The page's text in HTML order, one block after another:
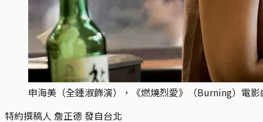
申海美（全鍾淑飾演），《燃燒烈愛》（Burning）電影
特約撰稿人 詹正德 發自台北